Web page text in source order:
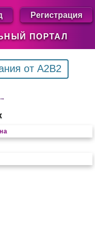
ПОРТАЛ
Регистрация
от A2B2
→